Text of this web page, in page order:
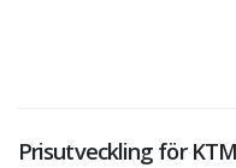
Prisutveckling för